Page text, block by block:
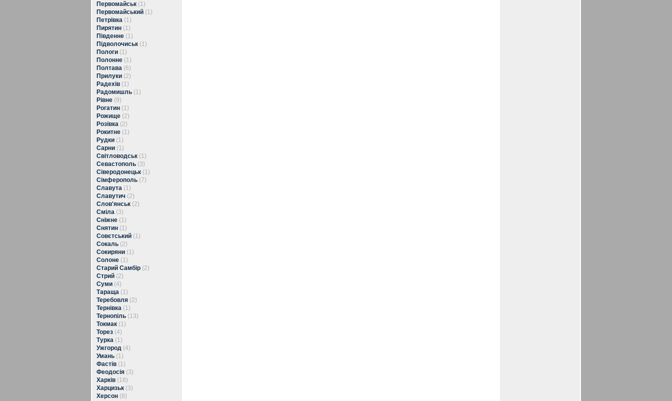
Первомайськ (1)
Первомайський (1)
Петрівка (1)
Пирятин (1)
Південне (1)
Підволочиськ (1)
Пологи (1)
Полонне (1)
Полтава (6)
Прилуки (2)
Радехів (1)
Радомишль (1)
Рівне (9)
Рогатин (1)
Рожище (2)
Розівка (2)
Рокитне (1)
Рудки (1)
Сарни (1)
Світловодськ (1)
Севастополь (3)
Сіверодонецьк (1)
Сімферополь (7)
Славута (1)
Славутич (2)
Слов'янськ (2)
Сміла (3)
Сніжне (1)
Снятин (1)
Совєтський (1)
Сокаль (2)
Сокиряни (1)
Солоне (1)
Старий Самбір (2)
Стрий (2)
Суми (4)
Тараща (1)
Теребовля (2)
Тернівка (1)
Тернопіль (13)
Токмак (1)
Торез (4)
Турка (1)
Ужгород (4)
Умань (1)
Фастів (1)
Феодосія (3)
Харків (18)
Харцизьк (3)
Херсон (8)